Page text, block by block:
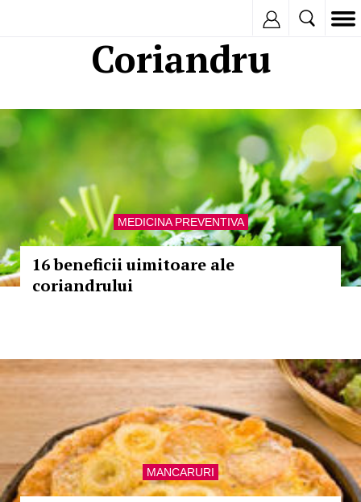
Coriandru
MEDICINA PREVENTIVA
16 beneficii uimitoare ale
coriandrului
MANCARURI